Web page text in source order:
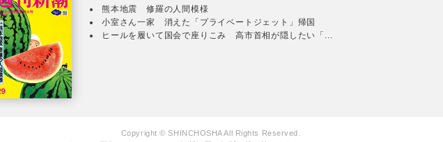
熊本地震 修羅の人間模様
小室さん一家 消えた「プライベートジェット」帰国
ヒールを履いて国会で座りこみ 高市首相が隠したい「...
Copyright © SHINCHOSHA All Rights Reserved.